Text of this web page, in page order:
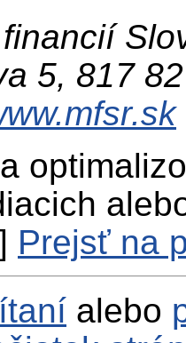
5, 817
Prejsť na
alebo